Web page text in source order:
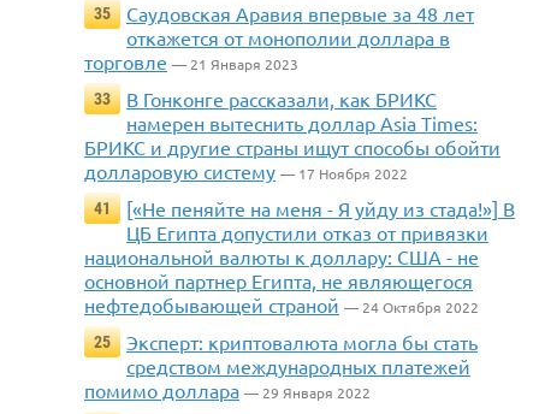
35
Саудовская Аравия впервые за 48 лет
откажется от монополии доллара в
торговле — 21 Января 2023
33
В Гонконге рассказали, как БРИКС
намерен вытеснить доллар Asia Times:
БРИКС и другие страны ищут способы обойти
долларовую систему — 17 Ноября 2022
41
[«Не пеняйте на меня - Я уйду из стада!»] В
ЦБ Египта допустили отказ от привязки
национальной валюты к доллару: США - не
основной партнер Египта, не являющегося
нефтедобывающей страной — 24 Октября 2022
25
Эксперт: криптовалюта могла бы стать
средством международных платежей
помимо доллара — 29 Января 2022